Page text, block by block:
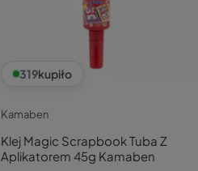
319kupiło
Kamaben
Klej Magic Scrapbook Tuba Z
Aplikatorem 45g Kamaben